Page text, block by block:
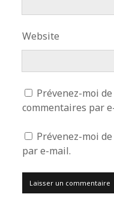
Website
Prévenez-moi
commentaires par
Prévenez-moi
par e-mail.